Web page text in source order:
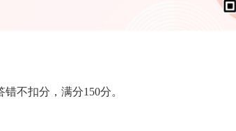
不扣分，满分150分。